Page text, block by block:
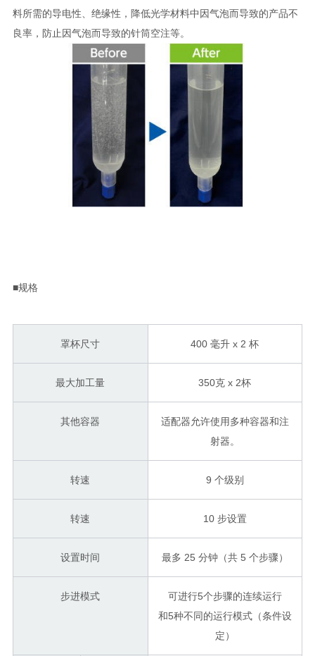
料所需的导电性、绝缘性，降低光学材料中因气泡而导致的产品不
良率，防止因气泡而导致的针筒空注等。
■规格
罩杯尺寸 400 毫升 x 2 杯
最大加工量 350克 x 2杯
其他容器
适配器允许使用多种容器和注
射器。
转速 9 个级别
转速 10 步设置
设置时间 最多 25 分钟（共 5 个步骤）
步进模式 可进行5个步骤的连续运行
和5种不同的运行模式（条件设
定）